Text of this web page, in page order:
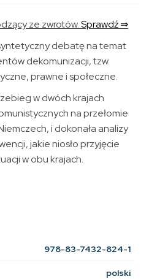
ze zwrotów.Sprawdź ⇒
debatę na temat
dekomunizacji, tzw.
prawne i społeczne.
w dwóch krajach
na przełomie
i dokonała analizy
jakie niosło przyjęcie
w obu krajach.
978-83-7432-824-1
polski